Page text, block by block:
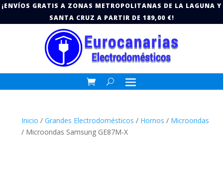
¡ENVÍOS GRATIS A ZONAS METROPOLITANAS DE LA LAGUNA Y
SANTA CRUZ A PARTIR DE 189,00 €!
Inicio / Grandes Electrodomésticos / Hornos / Microondas
/ Microondas Samsung GE87M-X